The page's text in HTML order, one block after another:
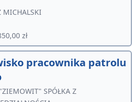
MICHALSKI
zł
pracownika patrolu
SPÓŁKA Z